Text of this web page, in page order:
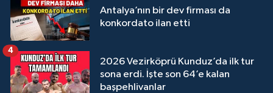
Antalya’nın bir dev firması da
konkordato ilan etti
2026 Vezirköprü Kunduz’da ilk tur
sona erdi. İşte son 64’e kalan
başpehlivanlar
4